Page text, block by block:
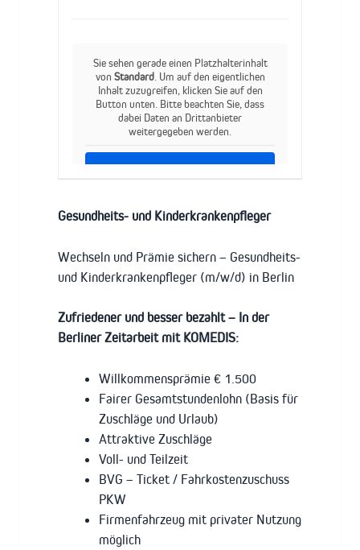
Sie sehen gerade einen Platzhalterinhalt
von Standard. Um auf den eigentlichen
Inhalt zuzugreifen, klicken Sie auf den
Button unten. Bitte beachten Sie, dass
dabei Daten an Drittanbieter
weitergegeben werden.
Gesundheits- und Kinderkrankenpfleger
Wechseln und Prämie sichern – Gesundheits-
und Kinderkrankenpfleger (m/w/d) in Berlin
Zufriedener und besser bezahlt – In der
Berliner Zeitarbeit mit KOMEDIS:
Willkommensprämie € 1.500
Fairer Gesamtstundenlohn (Basis für
Zuschläge und Urlaub)
Attraktive Zuschläge
Voll- und Teilzeit
BVG – Ticket / Fahrkostenzuschuss
PKW
Firmenfahrzeug mit privater Nutzung
möglich